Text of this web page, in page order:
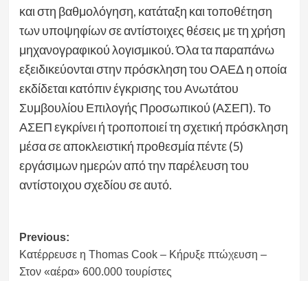
και στη βαθμολόγηση, κατάταξη και τοποθέτηση
των υποψηφίων σε αντίστοιχες θέσεις με τη χρήση
μηχανογραφικού λογισμικού. Όλα τα παραπάνω
εξειδικεύονται στην πρόσκληση του ΟΑΕΔ η οποία
εκδίδεται κατόπιν έγκρισης του Ανωτάτου
Συμβουλίου Επιλογής Προσωπικού (ΑΣΕΠ). Το
ΑΣΕΠ εγκρίνει ή τροποποιεί τη σχετική πρόσκληση
μέσα σε αποκλειστική προθεσμία πέντε (5)
εργάσιμων ημερών από την παρέλευση του
αντίστοιχου σχεδίου σε αυτό.
Post
navigation
Previous:
Κατέρρευσε η Thomas Cook – Κήρυξε πτώχευση –
Στον «αέρα» 600.000 τουρίστες